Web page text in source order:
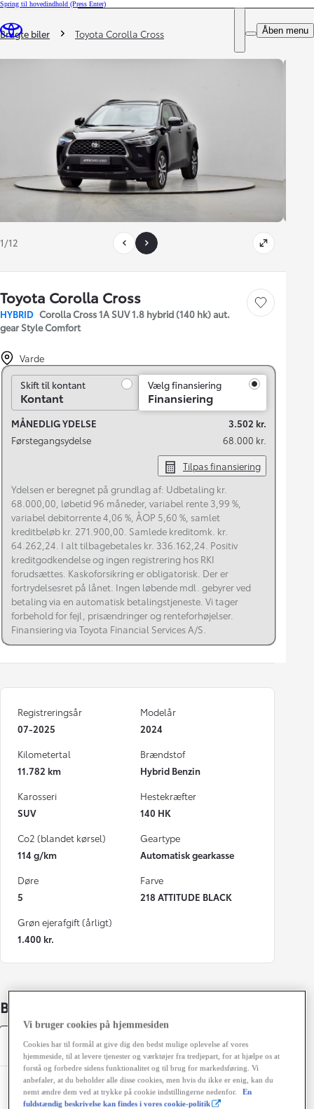
Spring til hovedindhold (Press Enter)
Book prøvetur
DEALER NAME
Åben menu
Du er her
Brugte biler Toyota Corolla Cross
1/12
Toyota Corolla Cross
HYBRID Corolla Cross 1A SUV 1.8 hybrid (140 hk) aut.
gear Style Comfort
Gem bil
Varde
Skift til kontant
Skift til kontant
Kontant
Vælg finansiering
Finansiering
MÅNEDLIG YDELSE
3.502 kr.
Førstegangsydelse
68.000 kr.
Tilpas finansiering
Ydelsen er beregnet på grundlag af: Udbetaling kr.
68.000,00, løbetid 96 måneder, variabel rente 3,99 %,
variabel debitorrente 4,06 %, ÅOP 5,60 %, samlet
kreditbeløb kr. 271.900,00. Samlede kreditomk. kr.
64.262,24. I alt tilbagebetales kr. 336.162,24. Positiv
kreditgodkendelse og ingen registrering hos RKI
forudsættes. Kaskoforsikring er obligatorisk. Der er
fortrydelsesret på lånet. Ingen løbende mdl. gebyrer ved
betaling via en automatisk betalingstjeneste. Vi tager
forbehold for fejl, prisændringer og renteforhøjelser.
Finansiering via Toyota Financial Services A/S.
Registreringsår
07-2025
Modelår
2024
Kilometertal
11.782 km
Brændstof
Hybrid Benzin
Karosseri
SUV
Hestekræfter
140 HK
Co2 (blandet kørsel)
114 g/km
Geartype
Automatisk gearkasse
Døre
5
Farve
218 ATTITUDE BLACK
Grøn ejerafgift (årligt)
1.400 kr.
Bildetaljer
Specifikationer
Dimensioner og mål
Vi bruger cookies på hjemmesiden
Cookies har til formål at give dig den bedst mulige oplevelse af vores
hjemmeside, til at levere tjenester og værktøjer fra tredjepart, for at hjælpe os at
forstå og forbedre sidens funktionalitet og til brug for markedsføring. Vi
anbefaler, at du beholder alle disse cookies, men hvis du ikke er enig, kan du
nemt ændre dem ved at trykke på cookie indstillingerne nedenfor.
En
fuldstændig beskrivelse kan findes i vores cookie-politik